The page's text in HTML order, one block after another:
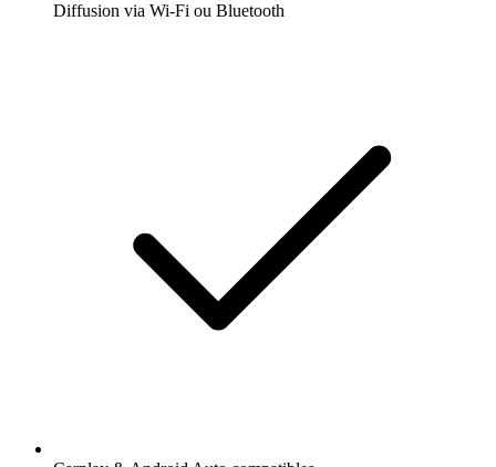
Diffusion via Wi-Fi ou Bluetooth